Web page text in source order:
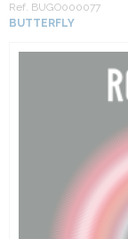
Ref. BUGO000077
BUTTERFLY